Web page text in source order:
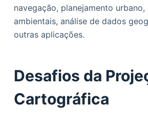
navegação, planejamento urbano,
ambientais, análise de dados
outras aplicações.
Desafios da
Cartográfica